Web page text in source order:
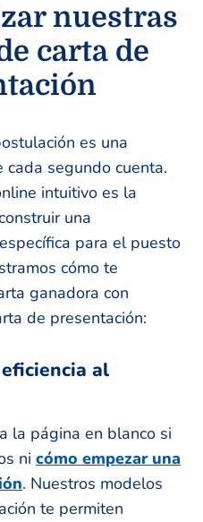
nuestras
carta de
es una
segundo cuenta.
intuitivo es la
una
para el puesto
cómo te
ganadora con
de presentación:
al
la página en blanco si
ni cómo empezar una
. Nuestros modelos
te permiten